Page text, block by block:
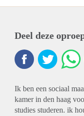
Deel deze
Ik ben een sociaal
kamer in den haag
studies studeren. ik